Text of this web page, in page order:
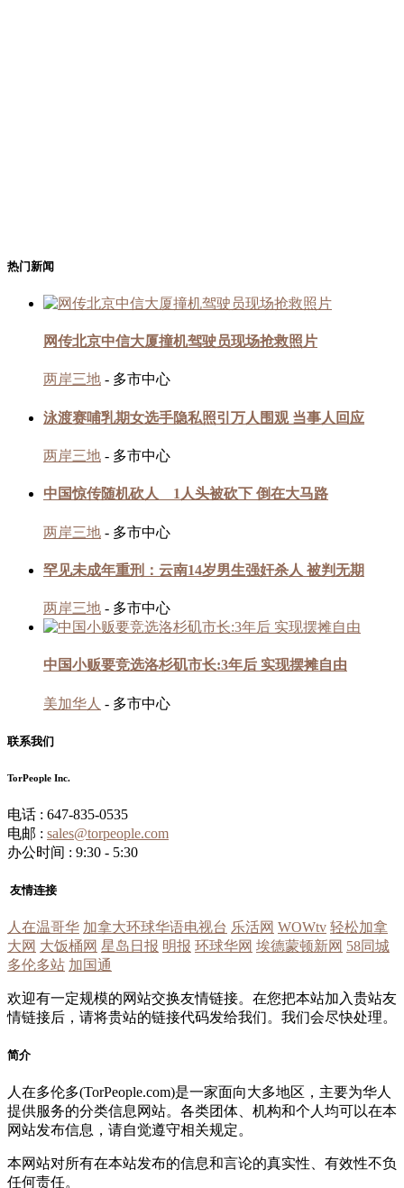
热门新闻
网传北京中信大厦撞机驾驶员现场抢救照片
两岸三地 - 多市中心
泳渡赛哺乳期女选手隐私照引万人围观 当事人回应
两岸三地 - 多市中心
中国惊传随机砍人 1人头被砍下 倒在大马路
两岸三地 - 多市中心
罕见未成年重刑：云南14岁男生强奸杀人 被判无期
两岸三地 - 多市中心
中国小贩要竞选洛杉矶市长:3年后 实现摆摊自由
美加华人 - 多市中心
联系我们
TorPeople Inc.
电话 : 647-835-0535
电邮 : sales@torpeople.com
办公时间 : 9:30 - 5:30
友情连接
人在温哥华 加拿大环球华语电视台 乐活网 WOWtv 轻松加拿
大网 大饭桶网 星岛日报 明报 环球华网 埃德蒙顿新网 58同城
多伦多站 加国通
欢迎有一定规模的网站交换友情链接。在您把本站加入贵站友
情链接后，请将贵站的链接代码发给我们。我们会尽快处理。
简介
人在多伦多(TorPeople.com)是一家面向大多地区，主要为华人
提供服务的分类信息网站。各类团体、机构和个人均可以在本
网站发布信息，请自觉遵守相关规定。
本网站对所有在本站发布的信息和言论的真实性、有效性不负
任何责任。